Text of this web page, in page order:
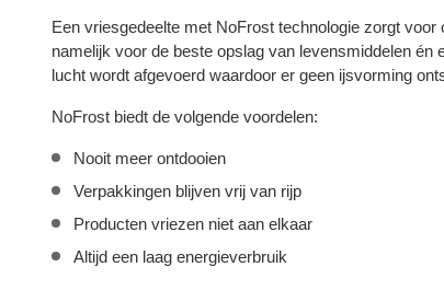
Een vriesgedeelte met NoFrost technologie zorgt
namelijk voor de beste opslag van levensmiddelen én
lucht wordt afgevoerd waardoor er geen ijsvorming
NoFrost biedt de volgende voordelen:
Nooit meer ontdooien
Verpakkingen blijven vrij van rijp
Producten vriezen niet aan elkaar
Altijd een laag energieverbruik